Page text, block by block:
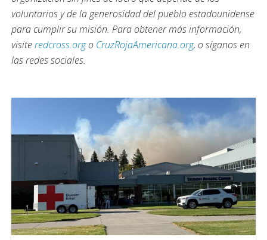
voluntarios y de la generosidad del pueblo estadounidense
para cumplir su misión. Para obtener más información,
visiteredcross.orgo CruzRojaAmericana.org, o síganos en
las redes sociales.